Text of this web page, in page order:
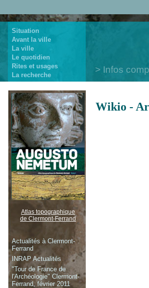
Situation
Avant la ville
La ville
Le quotidien
Rites et usages
La recherche
Infos
Wikio -
Atlas topographique
de Clermont-Ferrand
Actualités à Clermont-
Ferrand
INRAP Actualités
"Tour de France de
l'Archéologie" Clermont-
Ferrand, février 2011